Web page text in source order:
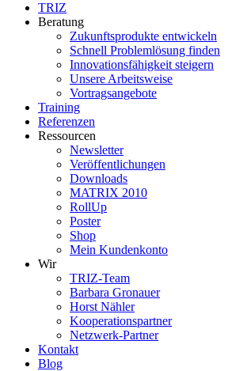
TRIZ
Beratung
Zukunftsprodukte entwickeln
Schnell Problemlösung finden
Innovationsfähigkeit steigern
Unsere Arbeitsweise
Vortragsangebote
Training
Referenzen
Ressourcen
Newsletter
Veröffentlichungen
Downloads
MATRIX 2010
RollUp
Poster
Shop
Mein Kundenkonto
Wir
TRIZ-Team
Barbara Gronauer
Horst Nähler
Kooperationspartner
Netzwerk-Partner
Kontakt
Blog